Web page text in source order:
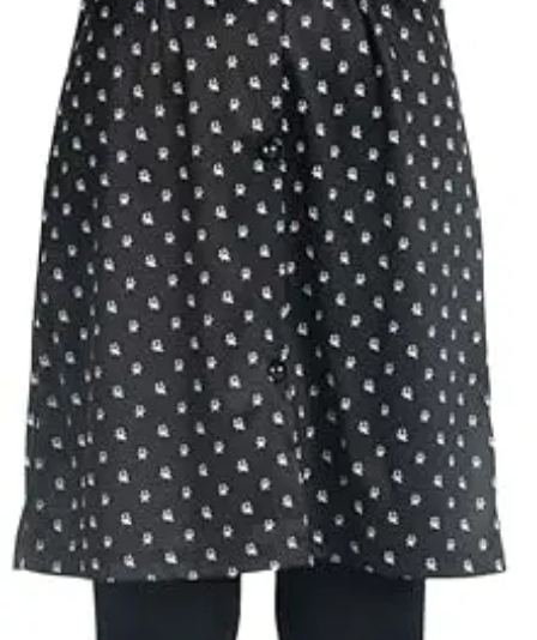
Egyéb
vevőt terhelik!
Jelmezcserénél
postaköltséget
csak minőségi
probléma esetén
tudjuk átvállalni.
Tájékoztatjuk
kedves
vásárlóinkat,
a jelmezek nem
tartalmazzák a
kiegészítőket,
például harisnya,
ékszer, cipő,
paróka, kesztyű,
kardok, kemény
kalapok,
varázspálca,
seprű, szakáll,
bajusz, műanyag
korona, esernyő,
vasvilla, stb.
Amennyiben a
képen több
termék szerepel,
az ár minden